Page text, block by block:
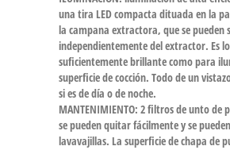
una tira LED compacta dituada en la
la campana extractora, que se pueden
independientemente del extractor. Es lo
suficientemente brillante como para
superficie de cocción. Todo de un
si es de día o de noche.
MANTENIMIENTO: 2 filtros de unto de
se pueden quitar fácilmente y se
lavavajillas. La superficie de chapa de